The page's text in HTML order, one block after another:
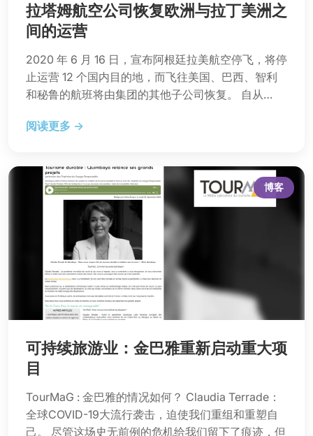
拉塔姆航空公司恢复欧洲与拉丁美洲之
间的运营
2020 年 6 月 16 日，宣布阿根廷拉美航空停飞，将停
止运营 12 个国内目的地，而飞往美国、巴西、智利
和秘鲁的航班将由集团的其他子公司恢复。 自从…
阅读更多 →
博客
可持续旅游业：金巴雅重新启动重大项
目
TourMaG : 金巴雅的情况如何？ Claudia Terrade：
全球COVID-19大流行袭击，迫使我们重组和重塑自
己。 尽管这场史无前例的危机给我们留下了痕迹，但